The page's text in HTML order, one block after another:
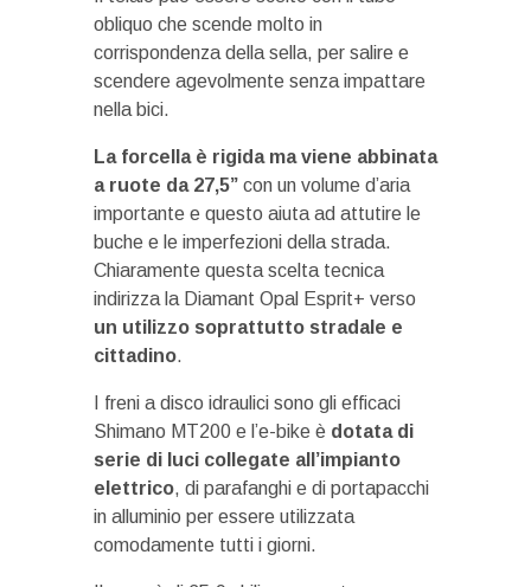
obliquo che scende molto in
corrispondenza della sella, per salire e
scendere agevolmente senza impattare
nella bici.
La forcella è rigida ma viene abbinata
a ruote da 27,5” con un volume d’aria
importante e questo aiuta ad attutire le
buche e le imperfezioni della strada.
Chiaramente questa scelta tecnica
indirizza la Diamant Opal Esprit+ verso
un utilizzo soprattutto stradale e
cittadino.
I freni a disco idraulici sono gli efficaci
Shimano MT200 e l’e-bike è dotata di
serie di luci collegate all’impianto
elettrico, di parafanghi e di portapacchi
in alluminio per essere utilizzata
comodamente tutti i giorni.